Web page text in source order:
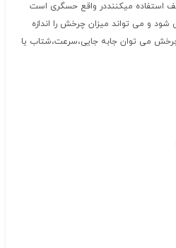
استفاده میکننددر واقع حسگری است
و می تواند میزان چرخش را اندازه
چرخش می توان جابه جایی،سرعت،شتاب یا